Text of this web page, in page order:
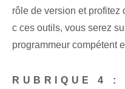
rôle de version et profitez
c ‌ces​ outils, vous serez
programmeur compétent
RUBRIQUE 4 :